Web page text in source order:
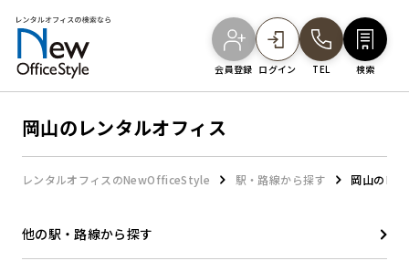
会員登録 ログイン TEL 検索
オフィスを探す
岡山のレンタルオフィス
レンタルオフィスのNewOfficeStyle 駅・路線から探す 岡山のレ
他の駅・路線から探す